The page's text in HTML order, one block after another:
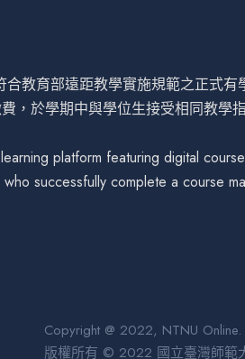
教育部遠距教學實施規範之正式有
，於學期中與學位生接受相同教學
platform featuring digital
successfully complete a course
Copyright @ 2022, NTNU Online.
版權所有 © 2022 國立臺灣師範